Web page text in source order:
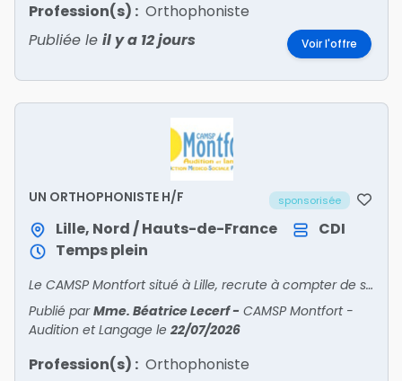
Profession(s) : Orthophoniste
Publiée le il y a 12 jours Voir l'offre
UN ORTHOPHONISTE H/F sponsorisée
Lille, Nord / Hauts-de-France
CDI
Temps plein
Le CAMSP Montfort situé à Lille, recrute à compter de septembre 2026 , un(e) orthophoniste, temps plein, convention 66, reprise d'ancienneté.
Publié parMme. Béatrice Lecerf- CAMSP Montfort -
Audition et Langage le 22/07/2026
Profession(s) : Orthophoniste